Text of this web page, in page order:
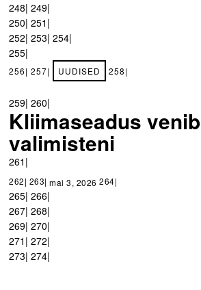
248| 249|
250| 251|
252| 253| 254|
255|
256| 257| UUDISED 258|
259| 260|
Kliimaseadus venib
valimisteni
261|
262| 263|mai 3, 2026 264|
265| 266|
267| 268|
269| 270|
271| 272|
273| 274|